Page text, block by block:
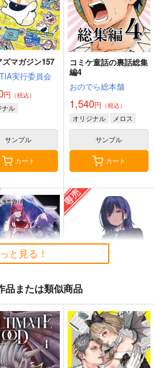
ズマガジン157
実行委員会
円 （税込）
ナル
サンプル
カート
コミケ童話の裏話総集
編4
おのでら総本舗
1,540円 （税込）
オリジナル メロス
サンプル
カート
アヴェスター 4
象・第十四機
≪C108作品セット
≫B2タペストリー
【サークル：アニマル
マシーン】
アニマルマシーン
専売 2,750円（税込）
と見る！
品または類似商品